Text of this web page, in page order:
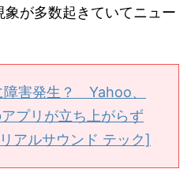
が多数起きていてニュー
害発生？ Yahoo、
プリが立ち上がらず
アルサウンド テック]